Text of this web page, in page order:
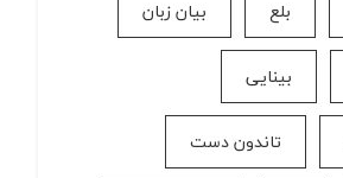
بلع بیان زبان
بینایی
تاندون دست